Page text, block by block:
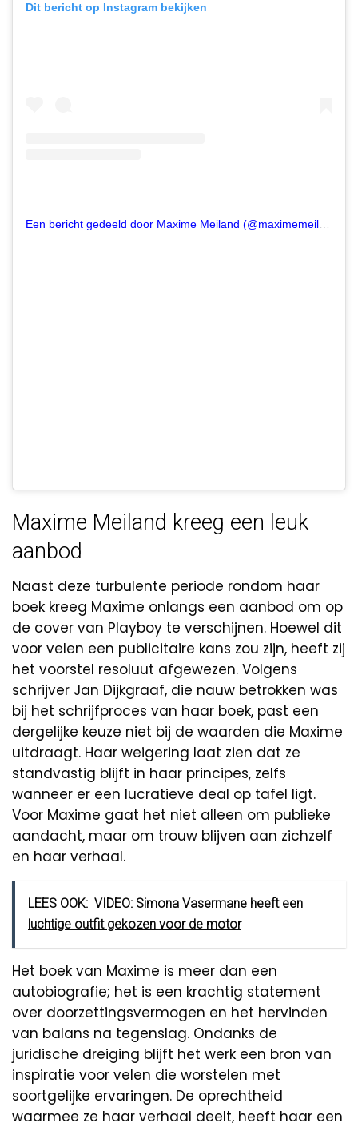
Dit bericht op Instagram bekijken
Maxime Meiland kreeg een leuk
aanbod
Naast deze turbulente periode rondom haar
boek kreeg Maxime onlangs een aanbod om op
de cover van Playboy te verschijnen. Hoewel dit
voor velen een publicitaire kans zou zijn, heeft zij
het voorstel resoluut afgewezen. Volgens
schrijver Jan Dijkgraaf, die nauw betrokken was
bij het schrijfproces van haar boek, past een
dergelijke keuze niet bij de waarden die Maxime
uitdraagt. Haar weigering laat zien dat ze
standvastig blijft in haar principes, zelfs
wanneer er een lucratieve deal op tafel ligt.
Voor Maxime gaat het niet alleen om publieke
aandacht, maar om trouw blijven aan zichzelf
en haar verhaal.
LEES OOK: VIDEO: Simona Vasermane heeft een
luchtige outfit gekozen voor de motor
Het boek van Maxime is meer dan een
autobiografie; het is een krachtig statement
over doorzettingsvermogen en het hervinden
van balans na tegenslag. Ondanks de
juridische dreiging blijft het werk een bron van
inspiratie voor velen die worstelen met
soortgelijke ervaringen. De oprechtheid
waarmee ze haar verhaal deelt, heeft haar een